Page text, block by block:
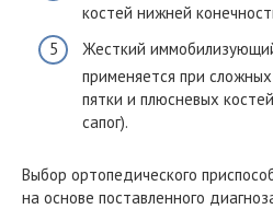
костей нижней
Жесткий
применяется при
пятки и плюсневых
сапог).
Выбор ортопедического
на основе поставленного